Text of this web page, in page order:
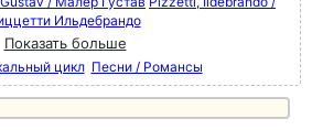
Ильдебрандо
Показать больше
цикл Песни / Романсы